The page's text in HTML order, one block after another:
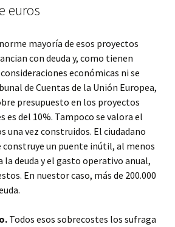
euros
mayoría de esos proyectos
con deuda y, como tienen
económicas ni se
de Cuentas de la Unión Europea,
presupuesto en los proyectos
del 10%. Tampoco se valora el
una vez construidos. El ciudadano
construye un puente inútil, al menos
la deuda y el gasto operativo anual,
En nuestor caso, más de 200.000
Todos esos sobrecostes los sufraga